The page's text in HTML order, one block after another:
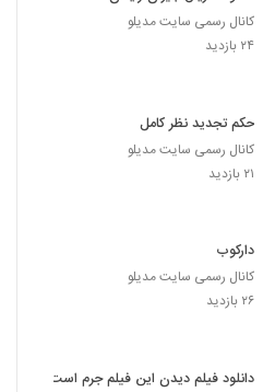
فیلم سیانور با لینک مستقیم و کیفیت
پله آخر
فیلم امروز با کیفیت عالی
فیلم سینمایی مجردها
ایرانی لاک قرمز
کانال رسمی سایت مدیلو
۲۴ بازدید
حکم تجدید نظر کامل
کانال رسمی سایت مدیلو
۲۱ بازدید
دارکوب
کانال رسمی سایت مدیلو
۲۶ بازدید
دانلود فیلم دیدن این فیلم جرم است